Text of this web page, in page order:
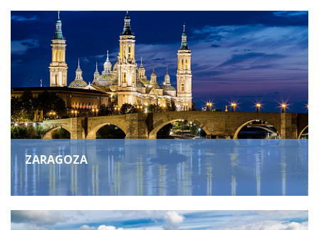
ZARAGOZA